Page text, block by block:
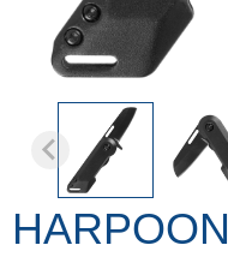
HARPOON